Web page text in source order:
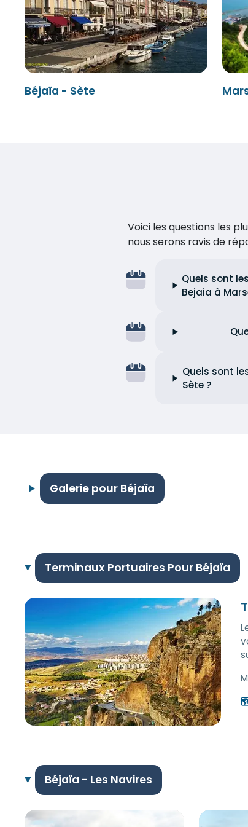
Béjaïa - Sète
Voici les questions les
nous serons ravis de
Quels sont
Bejaia à
Quels sont
Sète ?
Galerie pour Béjaïa
Terminaux Portuaires Pour Béjaïa
Béjaïa - Les Navires